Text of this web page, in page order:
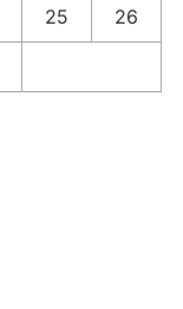
25 26